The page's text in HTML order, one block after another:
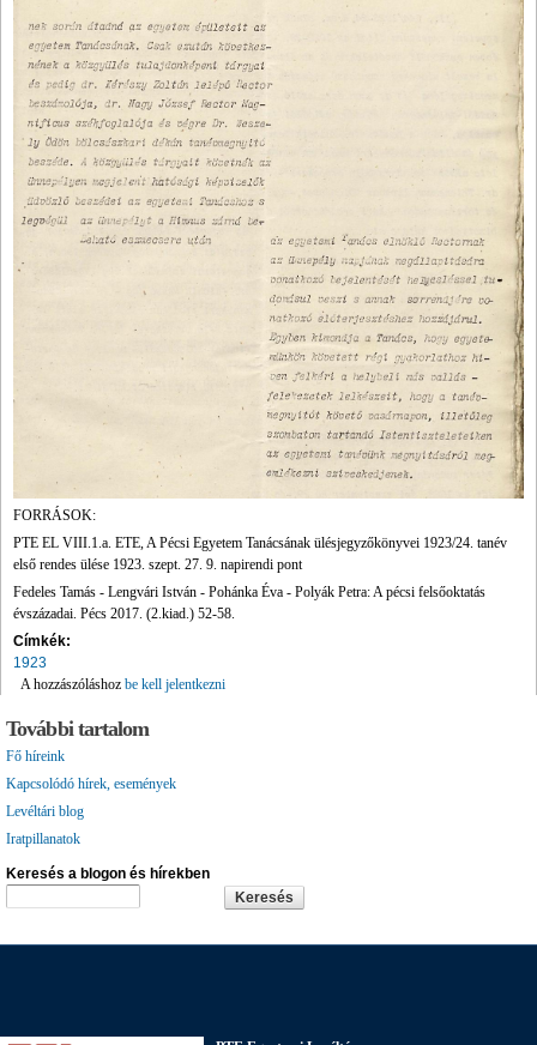
FORRÁSOK:
PTE EL VIII.1.a. ETE, A Pécsi Egyetem Tanácsának ülésjegyzőkönyvei 1923/24. tanév
első rendes ülése 1923. szept. 27. 9. napirendi pont
Fedeles Tamás - Lengvári István - Pohánka Éva - Polyák Petra: A pécsi felsőoktatás
évszázadai. Pécs 2017. (2.kiad.) 52-58.
Címkék:
1923
A hozzászóláshoz be kell jelentkezni
További tartalom
Fő híreink
Kapcsolódó hírek, események
Levéltári blog
Iratpillanatok
Keresés a blogon és hírekben